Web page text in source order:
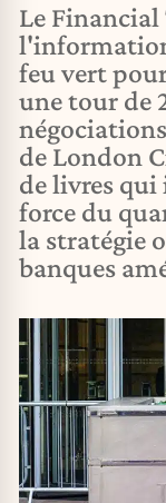
Le
feu vert
une tour de
de London
de livres
force du
la stratégie
banques